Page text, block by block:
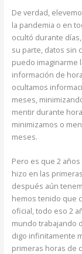
De verdad,
la pandemia o en
ocultó durante
su parte, datos sin
puedo imaginarme
información de
ocultamos
meses,
mentir durante
minimizamos o
meses.
Pero es que 2
hizo en las
después aún
hemos tenido que
oficial, todo eso 2
mundo trabajando
digo infinitamente
primeras horas de